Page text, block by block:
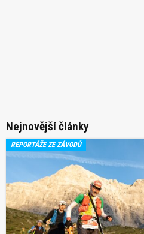
Nejnovější články
REPORTÁŽE ZE ZÁVODŮ